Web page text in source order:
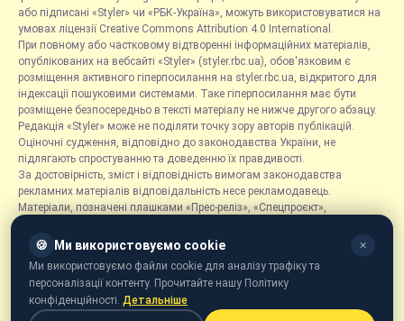
або підписані «Styler» чи «РБК-Україна», можуть використовуватися на
умовах ліцензії Creative Commons Attribution 4.0 International.
При повному або частковому відтворенні інформаційних матеріалів,
опублікованих на вебсайті «Styler» (styler.rbc.ua), обов'язковим є
розміщення активного гіперпосилання на styler.rbc.ua, відкритого для
індексації пошуковими системами. Таке гіперпосилання має бути
розміщене безпосередньо в тексті матеріалу не нижче другого абзацу.
Редакція «Styler» може не поділяти точку зору авторів публікацій.
Оціночні судження, відповідно до законодавства України, не
підлягають спростуванню та доведенню їх правдивості.
За достовірність, зміст і відповідність вимогам законодавства
рекламних матеріалів відповідальність несе рекламодавець.
Матеріали, позначені плашками «Прес-реліз», «Спецпроєкт»,
розміщуються на правах реклами.
Рубрика «Новини компаній» є інформаційним форматом, що містить
новини, повідомлення та оголошення, пов'язані з діяльністю
компаній, і ґрунтується на інформації, наданій відповідними
компаніями. Редакція не несе відповідальності за достовірність такої
🍪 Ми використовуємо cookie ✕
Ми використовуємо файли cookie для аналізу трафіку та
персоналізації контенту. Прочитайте нашу Політику
конфіденційності. Детальніше